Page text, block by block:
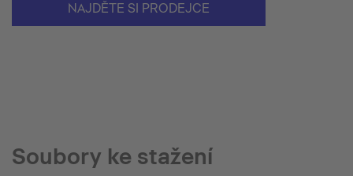
NAJDĚTE SI PRODEJCE
Soubory ke stažení